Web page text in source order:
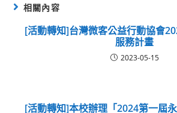
相關內容
[活動轉知]台灣微客公益行動協會
服務計畫
2023-05-15
[活動轉知]本校辦理「2024第一屆